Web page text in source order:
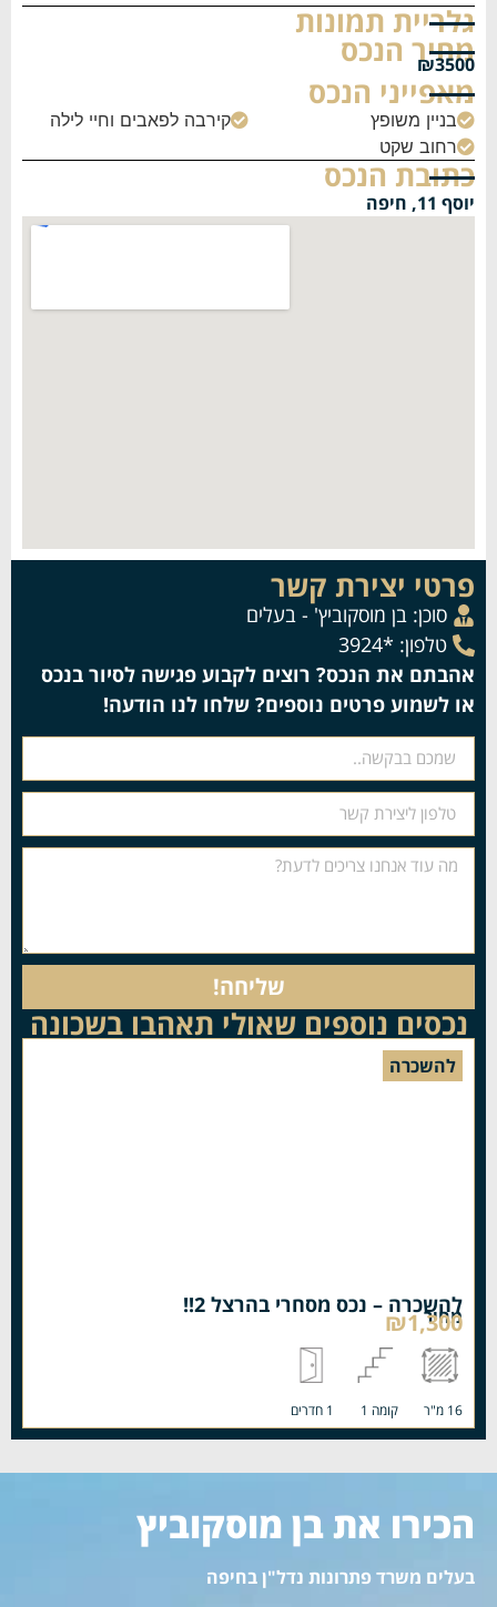
גלריית תמונות
מחיר הנכס
₪3500
מאפייני הנכס
בניין משופץ קירבה לפאבים וחיי לילה
רחוב שקט
כתובת הנכס
יוסף 11, חיפה
פרטי יצירת קשר
סוכן: בן מוסקוביץ' - בעלים
טלפון: *3924
אהבתם את הנכס? רוצים לקבוע פגישה לסיור בנכס
או לשמוע פרטים נוספים? שלחו לנו הודעה!
שליחה!
נכסים נוספים שאולי תאהבו בשכונה
להשכרה
להשכרה – נכס מסחרי בהרצל 2!!
מחיר
₪1,300
16 מ"ר קומה 1 1 חדרים
הכירו את בן מוסקוביץ
בעלים משרד פתרונות נדל"ן בחיפה